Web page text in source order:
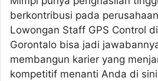
berkontribusi pada
Lowongan Staff GPS Control
Gorontalo bisa jadi
membangun karier yang
kompetitif menanti Anda di